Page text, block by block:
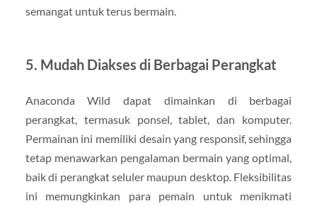
semangat untuk terus bermain.
5. Mudah Diakses di Berbagai Perangkat
Anaconda Wild dapat dimainkan di berbagai
perangkat, termasuk ponsel, tablet, dan komputer.
Permainan ini memiliki desain yang responsif, sehingga
tetap menawarkan pengalaman bermain yang optimal,
baik di perangkat seluler maupun desktop. Fleksibilitas
ini memungkinkan para pemain untuk menikmati